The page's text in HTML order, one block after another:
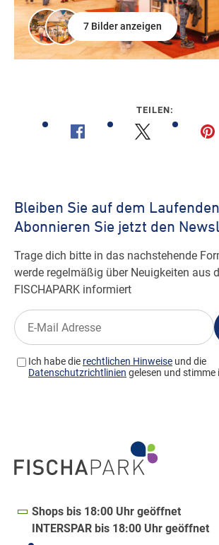
7 Bilder anzeigen
TEILEN:
Shops bis 18:00 Uhr geöffnet
INTERSPAR bis 18:00 Uhr geöffnet